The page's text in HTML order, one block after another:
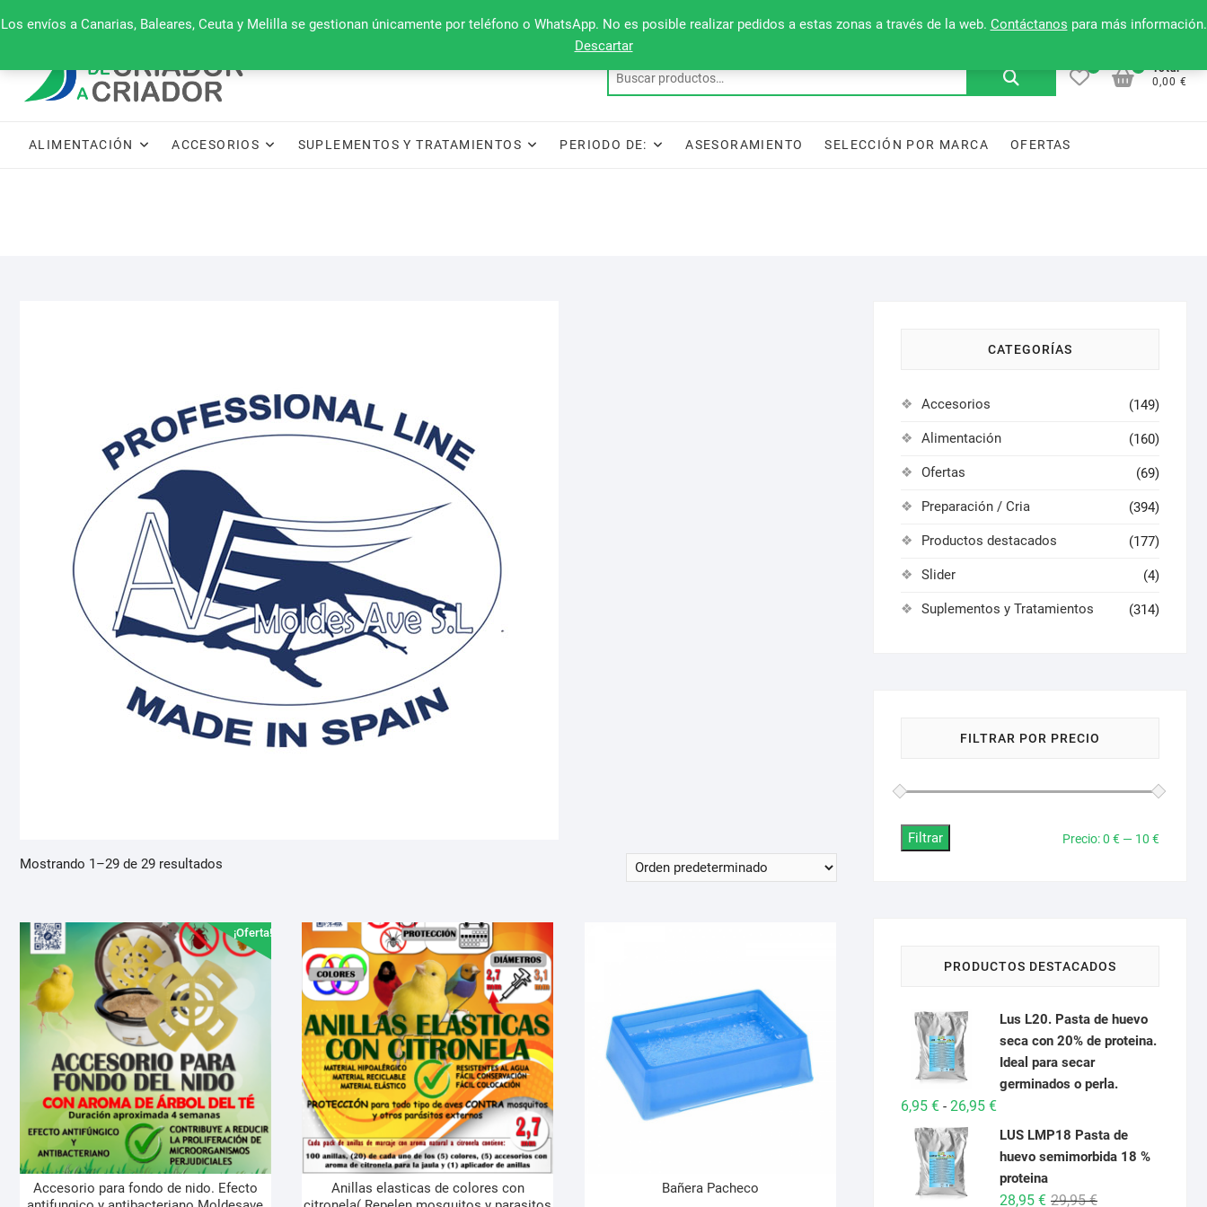
Los envíos a Canarias, Baleares, Ceuta y Melilla se gestionan únicamente por teléfono o WhatsApp. No es posible realizar pedidos a estas zonas a través de la web. Contáctanos para más información.
Descartar
al
660 079 911 Mi cuenta Lista de deseos
Buscar
Total
0,00 €
ALIMENTACIÓN ACCESORIOS SUPLEMENTOS Y TRATAMIENTOS PERIODO DE: ASESORAMIENTO SELECCIÓN POR MARCA OFERTAS
Mostrando 1–29 de 29 resultados
¡Oferta!
Accesorio para fondo de nido. Efecto
Anillas elasticas de colores con
Bañera Pacheco
CATEGORÍAS
Accesorios (149)
Alimentación (160)
Ofertas (69)
Preparación / Cria (394)
Productos destacados (177)
Slider (4)
Suplementos y Tratamientos (314)
FILTRAR POR PRECIO
Precio
Precio
Filtrar Precio:0 € — 10 €
PRODUCTOS DESTACADOS
Lus L20. Pasta de huevo
seca con 20% de proteina.
Ideal para secar
germinados o perla.
6,95 € - 26,95 €Rango
de
precios:
desde
6,95 €
LUS LMP18 Pasta de
huevo semimorbida 18 %
proteina
29,95€El
28,95 €
El